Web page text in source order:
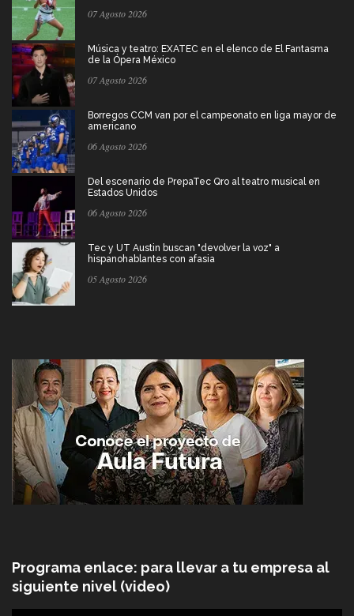
07 Agosto 2026
Música y teatro: EXATEC en el elenco de El Fantasma
de la Ópera México
07 Agosto 2026
Borregos CCM van por el campeonato en liga mayor de
americano
06 Agosto 2026
Del escenario de PrepaTec Qro al teatro musical en
Estados Unidos
06 Agosto 2026
Tec y UT Austin buscan "devolver la voz" a
hispanohablantes con afasia
05 Agosto 2026
Programa enlace: para llevar a tu empresa al
siguiente nivel (video)